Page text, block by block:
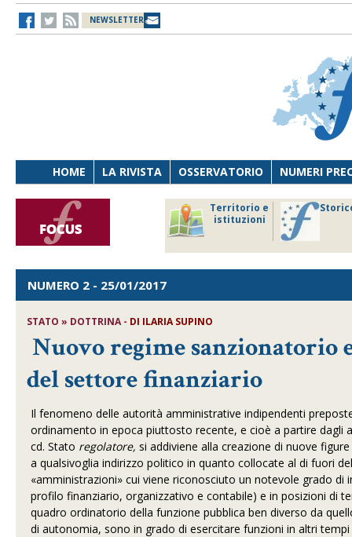
NEWSLETTER
HOME LA RIVISTA OSSERVATORIO NUMERI
Territorio e
istituzioni
NUMERO 2 - 25/01/2017
STATO » DOTTRINA - DI ILARIA SUPINO
Nuovo regime
del settore finanziario
Il fenomeno delle autorità amministrative indipendenti
ordinamento in epoca piuttosto recente, e cioè a partire dagli
cd. Stato regolatore, si addiviene alla creazione di nuove
a qualsivoglia indirizzo politico in quanto collocate al di fuori
«amministrazioni» cui viene riconosciuto un notevole grado
profilo finanziario, organizzativo e contabile) e in posizioni di
quadro ordinatorio della funzione pubblica ben diverso da
di autonomia, sono in grado di esercitare funzioni in altri